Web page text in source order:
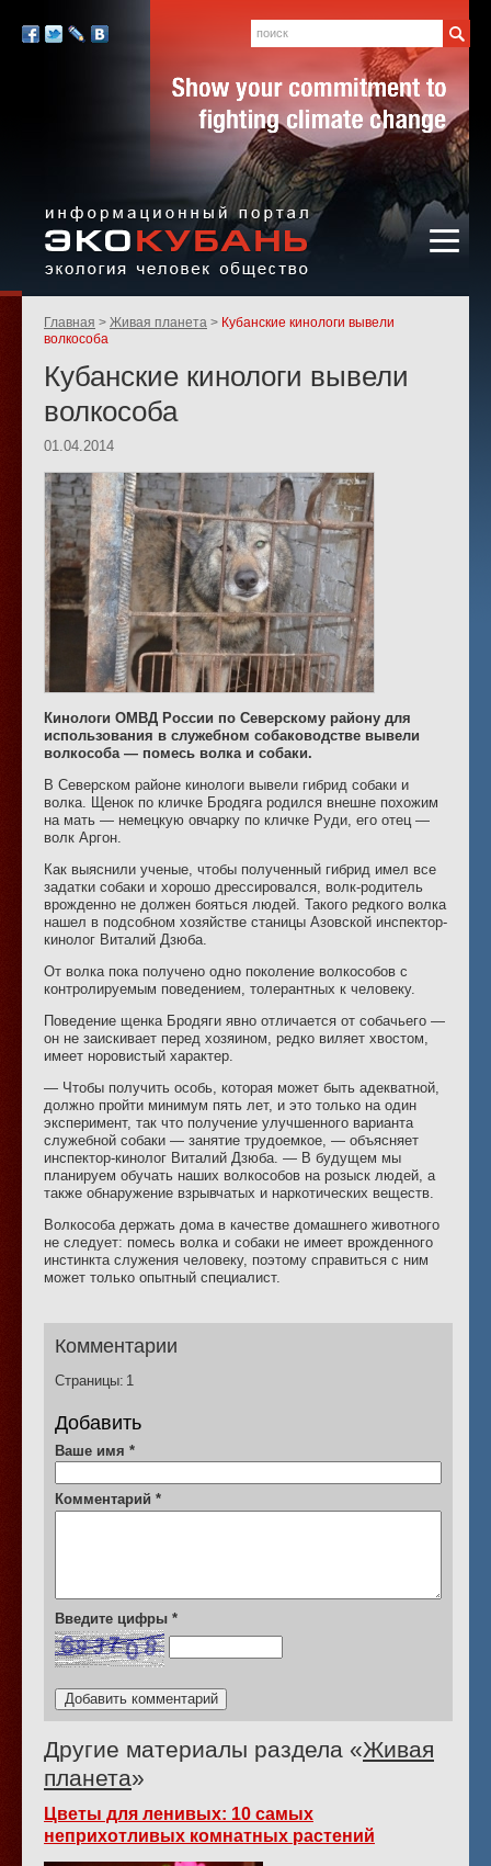
«ЭКО-КУБАНЬ»
человек,
общество
Родительские
страницы:
Главная Живая планета
Кубанские кинологи вывели
волкособа
Кубанские кинологи вывели
волкособа
01.04.2014
Кинологи ОМВД России по Северскому району для
использования в служебном собаководстве вывели
волкособа — помесь волка и собаки.
В Северском районе кинологи вывели гибрид собаки и
волка. Щенок по кличке Бродяга родился внешне похожим
на мать — немецкую овчарку по кличке Руди, его отец —
волк Аргон.
Как выяснили ученые, чтобы полученный гибрид имел все
задатки собаки и хорошо дрессировался, волк-родитель
врожденно не должен бояться людей. Такого редкого волка
нашел в подсобном хозяйстве станицы Азовской инспектор-
кинолог Виталий Дзюба.
От волка пока получено одно поколение волкособов с
контролируемым поведением, толерантных к человеку.
Поведение щенка Бродяги явно отличается от собачьего —
он не заискивает перед хозяином, редко виляет хвостом,
имеет норовистый характер.
— Чтобы получить особь, которая может быть адекватной,
должно пройти минимум пять лет, и это только на один
эксперимент, так что получение улучшенного варианта
служебной собаки — занятие трудоемкое, — объясняет
инспектор-кинолог Виталий Дзюба. — В будущем мы
планируем обучать наших волкособов на розыск людей, а
также обнаружение взрывчатых и наркотических веществ.
Волкособа держать дома в качестве домашнего животного
не следует: помесь волка и собаки не имеет врожденного
инстинкта служения человеку, поэтому справиться с ним
может только опытный специалист.
Комментарии
Страницы: 1
Добавить
Ваше имя *
Комментарий *
Введите цифры *
Другие материалы раздела «Живая
планета»
Цветы для ленивых: 10 самых
неприхотливых комнатных растений
Мы
Поиск